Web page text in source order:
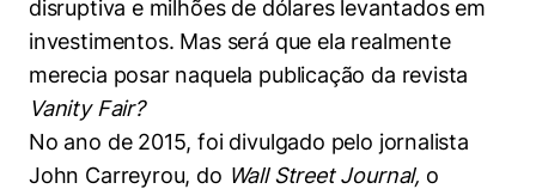
disruptiva e milhões de dólares levantados em
investimentos. Mas será que ela realmente
merecia posar naquela publicação da revista
Vanity Fair?
No ano de 2015, foi divulgado pelo jornalista
John Carreyrou, do Wall Street Journal, o